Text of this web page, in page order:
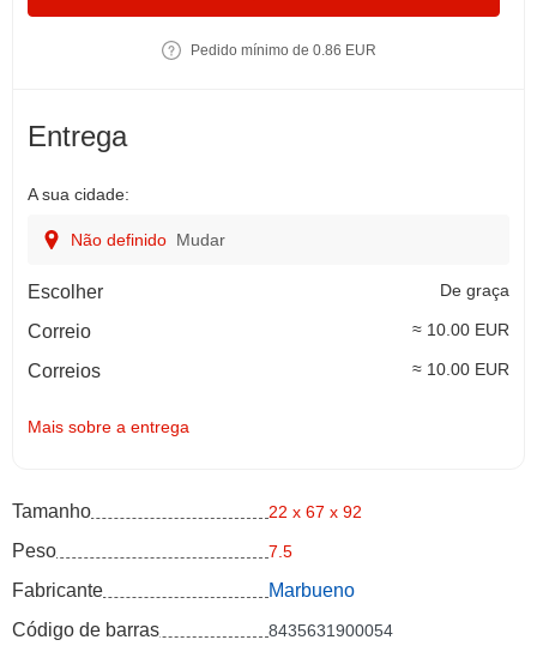
Pedido mínimo de 0.86 EUR
Entrega
A sua cidade:
Não definido Mudar
Escolher De graça
Correio ≈ 10.00 EUR
Correios ≈ 10.00 EUR
Mais sobre a entrega
Tamanho 22 x 67 x 92
Peso 7.5
Fabricante
Marbueno
Código de barras
8435631900054